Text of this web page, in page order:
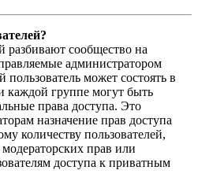
разбивают сообщество на
администратором
может состоять в
каждой группе могут быть
права доступа. Это
назначение прав доступа
количеству пользователей,
прав или
доступа к приватным